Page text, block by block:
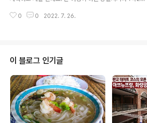
시간 사랑받고 있어 세대를 아우르는 떼창도 끌어낼 수 있
는 여름 노래의 정석과 같은 곡들! 여름휴가로 가족여행을
오늘은 복잡한 교통편과 숙박 예약 없이도 교통카드 한 장
럼 상쾌한 바다를 만날 수 있는 지하철 1호선, 인천역 첫 여
행지는 1호선의 종착역이자 수도권 전철에서 가장 오래된
역인 인천역입니다. 1960년에 지어진 건물을 그대로 사용
하고 있어 옛 정취를 그대로 담고 있어 인상적입니다. 인천
은 우리나라에서 세 번째로 개항한 도시인만큼 인천역 인
근에는 차이나타운, 동화마을..
0 0 2022. 7. 26.
이 블로그 인기글